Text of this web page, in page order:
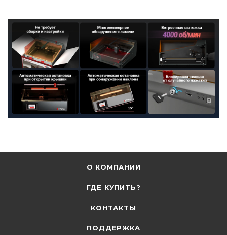
О КОМПАНИИ
ГДЕ КУПИТЬ?
КОНТАКТЫ
ПОДДЕРЖКА